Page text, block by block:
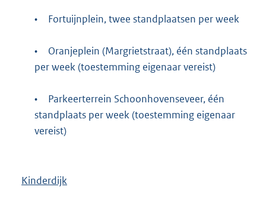
• Fortuijnplein, twee standplaatsen per week
•
Oranjeplein (Margrietstraat), één standplaats
per week (toestemming eigenaar vereist)
•
Parkeerterrein Schoonhovenseveer, één
standplaats per week (toestemming eigenaar
vereist)
Kinderdijk